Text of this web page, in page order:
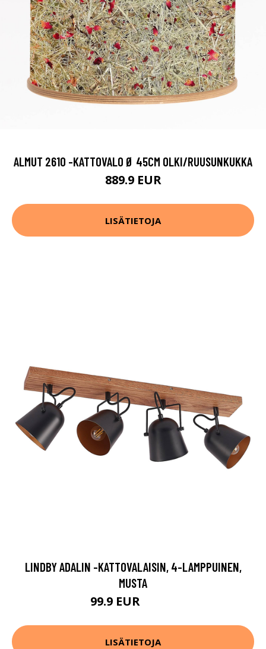
ALMUT 2610 -KATTOVALO Ø 45CM OLKI/RUUSUNKUKKA
889.9 EUR
LISÄTIETOJA
LINDBY ADALIN -KATTOVALAISIN, 4-LAMPPUINEN,
MUSTA
99.9 EUR
LISÄTIETOJA